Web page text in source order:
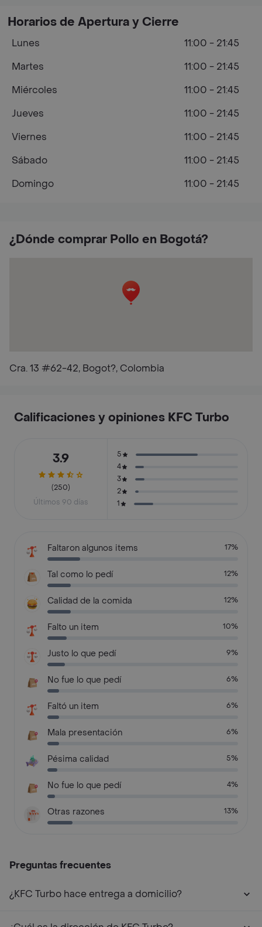
¿Dónde comprar Pollo en Bogotá?
Cra. 13 #62-42, Bogot?, Colombia
Horarios de Apertura y Cierre
Lunes
11:00 - 21:45
Martes
11:00 - 21:45
Miércoles
11:00 - 21:45
Jueves
11:00 - 21:45
Viernes
11:00 - 21:45
Sábado
11:00 - 21:45
Domingo
11:00 - 21:45
Calificaciones y opiniones KFC Turbo
3.9
(250)
Últimos 90 días
5
4
3
2
1
Faltaron algunos items 17%
Tal como lo pedí 12%
Calidad de la comida 12%
Falto un item 10%
Justo lo que pedí 9%
No fue lo que pedí 6%
Faltó un item 6%
Mala presentación 6%
Pésima calidad 5%
No fue lo que pedí 4%
Otras razones 13%
Preguntas frecuentes
¿KFC Turbo hace entrega a domicilio?